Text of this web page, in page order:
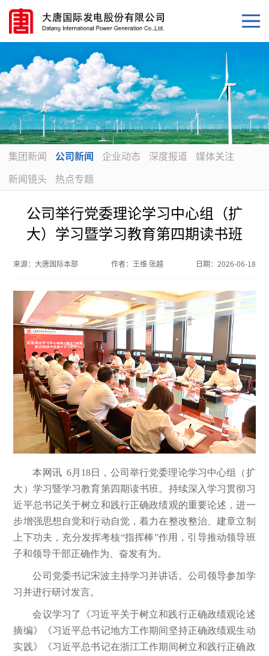
集团新闻 公司新闻 企业动态 深度报道
媒体关注
新闻镜头
热点专题
公司举行党委理论学习中心组（扩
大）学习暨学习教育第四期读书班
来源：大唐国际本部 作者： 王维 张越 日期： 2026-06-18
本网讯 6月18日，公司举行党委理论学习中心组（扩
大）学习暨学习教育第四期读书班。持续深入学习贯彻习
近平总书记关于树立和践行正确政绩观的重要论述，进一
步增强思想自觉和行动自觉，着力在整改整治、建章立制
上下功夫，充分发挥考核“指挥棒”作用，引导推动领导班
子和领导干部正确作为、奋发有为。
公司党委书记宋波主持学习并讲话。公司领导参加学
习并进行研讨发言。
会议学习了《习近平关于树立和践行正确政绩观论述
摘编》《习近平总书记地方工作期间坚持正确政绩观生动
实践》《习近平总书记在浙江工作期间树立和践行正确政